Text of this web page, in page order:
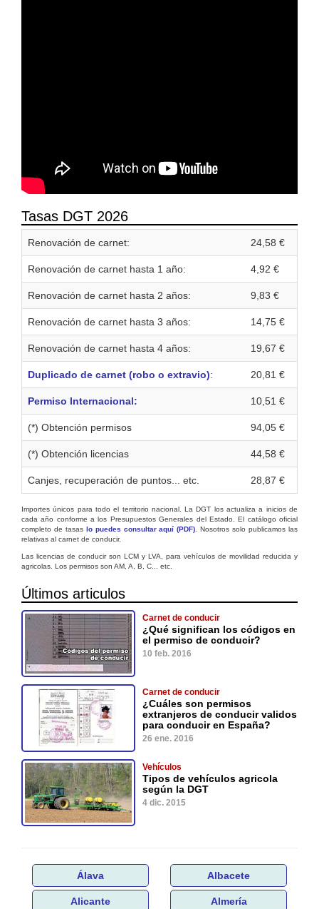
Tasas DGT 2026
Renovación de carnet: 24,58 €
Renovación de carnet hasta 1 año: 4,92 €
Renovación de carnet hasta 2 años: 9,83 €
Renovación de carnet hasta 3 años: 14,75 €
Renovación de carnet hasta 4 años: 19,67 €
Duplicado de carnet (robo o extravio): 20,81 €
Permiso Internacional: 10,51 €
(*) Obtención permisos 94,05 €
(*) Obtención licencias 44,58 €
Canjes, recuperación de puntos... etc. 28,87 €
Importes únicos para todo el territorio nacional. La DGT los actualiza a inicios de
cada año conforme a los Presupuestos Generales del Estado. El catálogo oficial
completo de tasas lo puedes consultar aquí (PDF) . Nosotros solo publicamos las
relativas al carnet de conducir.
Las licencias de conducir son LCM y LVA, para vehículos de movilidad reducida y
agricolas. Los permisos son AM, A, B, C... etc.
Últimos articulos
Carnet de conducir
¿Qué significan los códigos en
el permiso de conducir?
10 feb. 2016
Carnet de conducir
¿Cuáles son permisos
extranjeros de conducir validos
para conducir en España?
26 ene. 2016
Vehículos
Tipos de vehículos agricola
según la DGT
4 dic. 2015
Álava Albacete
Alicante Almería